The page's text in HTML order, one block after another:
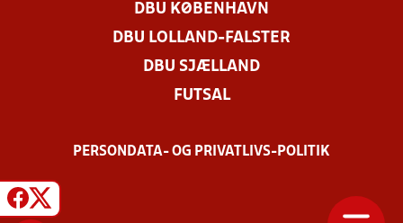
DBU KØBENHAVN
DBU LOLLAND-FALSTER
DBU SJÆLLAND
FUTSAL
PERSONDATA- OG PRIVATLIVS-POLITIK